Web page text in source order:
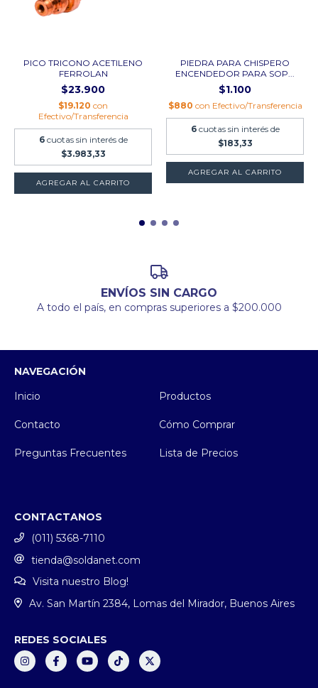
PICO TRICONO ACETILENO
FERROLAN
$23.900
$19.120 con
Efectivo/Transferencia
6 cuotas sin interés de
$3.983,33
AGREGAR AL CARRITO
PIEDRA PARA CHISPERO
ENCENDEDOR PARA SOP...
$1.100
$880 con Efectivo/Transferencia
6 cuotas sin interés de
$183,33
ENVÍOS SIN CARGO
A todo el país, en compras superiores a $200.000
NAVEGACIÓN
Inicio
Productos
Contacto Cómo Comprar
Preguntas Frecuentes Lista de Precios
CONTACTANOS
(011) 5368-7110
tienda@soldanet.com
Visita nuestro Blog!
Av. San Martín 2384, Lomas del Mirador, Buenos Aires
REDES SOCIALES